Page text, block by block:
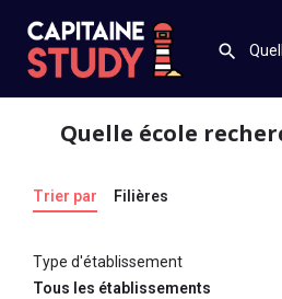
Quelle école
Trier par Filières
Tous les établissements
Type d'établissement